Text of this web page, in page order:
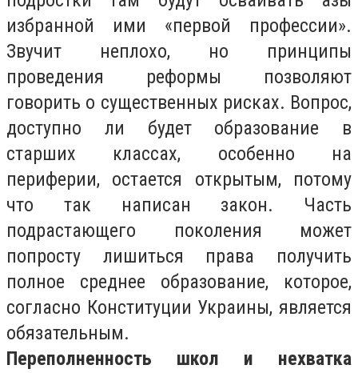
избранной ими «первой профессии».
Звучит неплохо, но принципы
проведения реформы позволяют
говорить о существенных рисках. Вопрос,
доступно ли будет образование в
старших классах, особенно на
периферии, остается открытым, потому
что так написан закон. Часть
подрастающего поколения может
попросту лишиться права получить
полное среднее образование, которое,
согласно Конституции Украины, является
обязательным.
Переполненность школ и нехватка